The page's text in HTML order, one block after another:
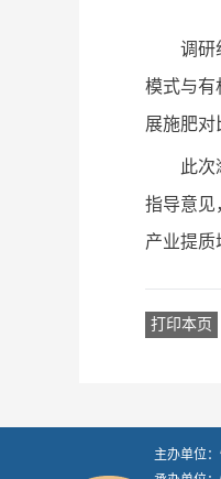
调研
模式与有
展施肥对
此
指导意见
产业提
打印本页
主办单位